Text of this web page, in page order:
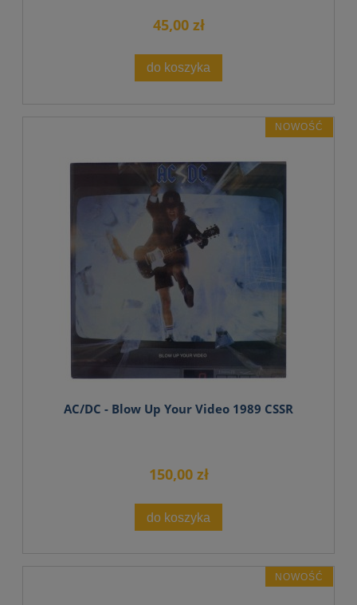
45,00 zł
do koszyka
AC/DC - Blow Up Your Video 1989 CSSR
150,00 zł
do koszyka
NOWOŚĆ
NOWOŚĆ